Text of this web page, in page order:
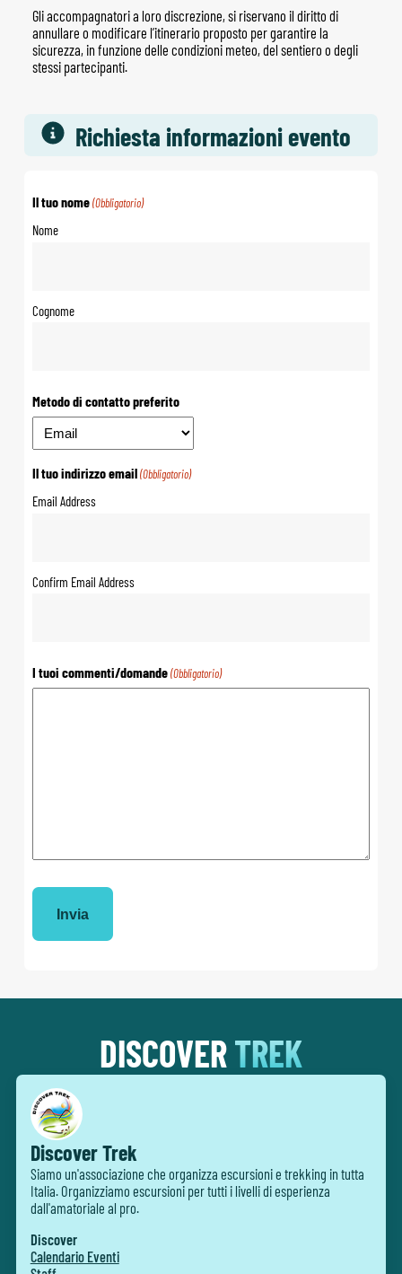
Gli accompagnatori a loro discrezione, si riservano il diritto di
annullare o modificare l’itinerario proposto per garantire la
sicurezza, in funzione delle condizioni meteo, del sentiero o degli
stessi partecipanti.
Richiesta informazioni evento
Il tuo nome (Obbligatorio)
Nome
Cognome
Metodo di contatto preferito
Il tuo indirizzo email (Obbligatorio)
Email Address
Confirm Email Address
I tuoi commenti/domande (Obbligatorio)
DISCOVERTREK
Discover Trek
Siamo un'associazione che organizza escursioni e trekking in tutta
Italia. Organizziamo escursioni per tutti i livelli di esperienza
dall'amatoriale al pro.
Discover
Calendario Eventi